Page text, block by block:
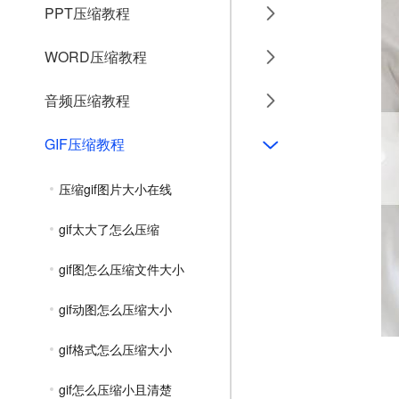
PPT压缩教程
WORD压缩教程
音频压缩教程
GIF压缩教程
压缩gif图片大小在线
gif太大了怎么压缩
gif图怎么压缩文件大小
gif动图怎么压缩大小
gif格式怎么压缩大小
gif怎么压缩小且清楚